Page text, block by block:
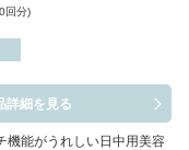
分)
詳細を見る
機能がうれしい日中用美容